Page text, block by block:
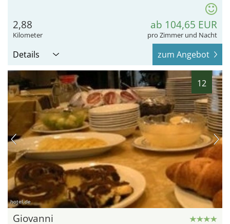
2,88
Kilometer
ab 104,65 EUR
pro Zimmer und Nacht
Details zum Angebot
12
hotel.de
Giovanni